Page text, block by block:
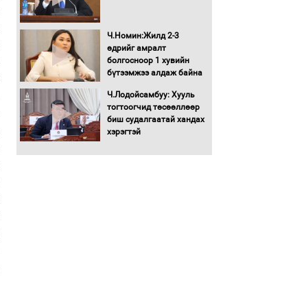
Хөвсгөл нуурын лусыг
тахих төрийн тахилгын
ёслол боллоо
“Хар жагсаалт”-ын
асуудлыг цэгцлэх
чиглэлээр
Монголбанкны
хугацаатай үүрэг өглөө
Ч.Номин:Жилд 2-3
өдрийг амралт
болгосноор 1 хувийн
бүтээмжээ алдаж байна
Ч.Лодойсамбуу: Хууль
тогтоогчид төсөөллөөр
биш судалгаатай хандах
хэрэгтэй